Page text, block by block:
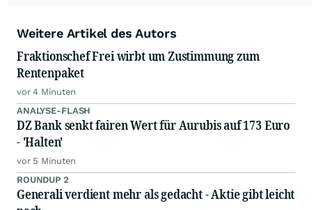
Weitere Artikel des Autors
Fraktionschef Frei wirbt um Zustimmung zum
Rentenpaket
vor 4 Minuten
ANALYSE-FLASH
DZ Bank senkt fairen Wert für Aurubis auf 173 Euro
- 'Halten'
vor 5 Minuten
ROUNDUP 2
Generali verdient mehr als gedacht - Aktie gibt leicht